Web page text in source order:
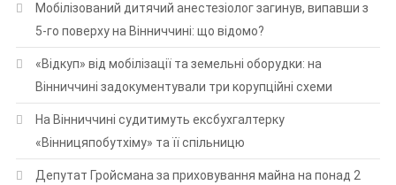
Мобілізований дитячий анестезіолог загинув, випавши з
5-го поверху на Вінниччині: що відомо?
«Відкуп» від мобілізації та земельні оборудки: на
Вінниччині задокументували три корупційні схеми
На Вінниччині судитимуть ексбухгалтерку
«Вінницяпобутхіму» та її спільницю
Депутат Гройсмана за приховування майна на понад 2